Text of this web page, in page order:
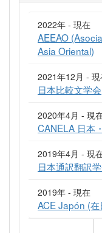
2022年 - 現在
AEEAO
Asia Oriental)
2021年12月 -
日本比較文学会
2020年4月 - 現
CANELA 日本
2019年4月 - 現
日本通訳翻訳
2019年 - 現在
ACE Japón (